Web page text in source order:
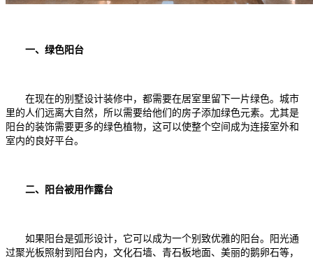
一、绿色阳台
在现在的别墅设计装修中，都需要在居室里留下一片绿色。城市
里的人们远离大自然，所以需要给他们的房子添加绿色元素。尤其是
阳台的装饰需要更多的绿色植物，这可以使整个空间成为连接室外和
室内的良好平台。
二、阳台被用作露台
如果阳台是弧形设计，它可以成为一个别致优雅的阳台。阳光通
过聚光板照射到阳台内，文化石墙、青石板地面、美丽的鹅卵石等，